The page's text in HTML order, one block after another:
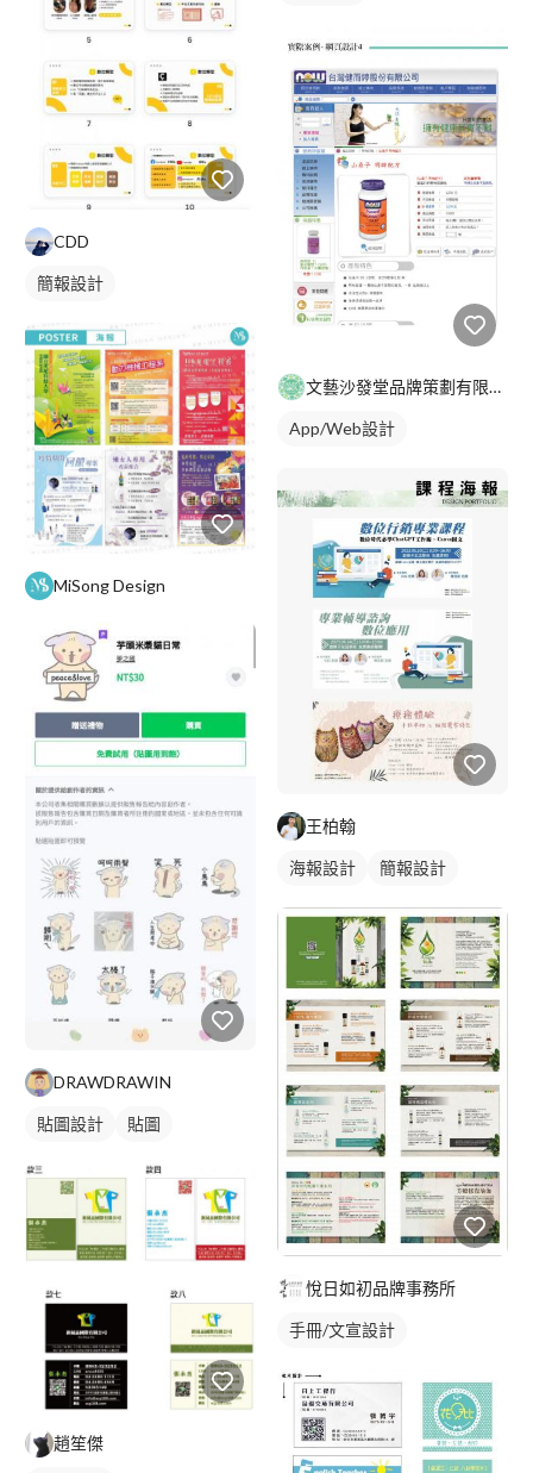
CDD
簡報設計
MiSong Design
DRAWDRAWIN
貼圖設計 貼圖
趙笙傑
文藝沙發堂品牌策劃有限公司
App/Web設計
王柏翰
海報設計 簡報設計
悅日如初品牌事務所
手冊/文宣設計